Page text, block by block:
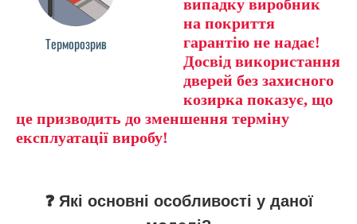
Терморозрив
випадку виробник
на покриття
гарантію не надає!
Досвід використання
дверей без захисного
козирка показує, що
це призводить до зменшення терміну
експлуатації виробу!
❓ Які основні особливості у даної